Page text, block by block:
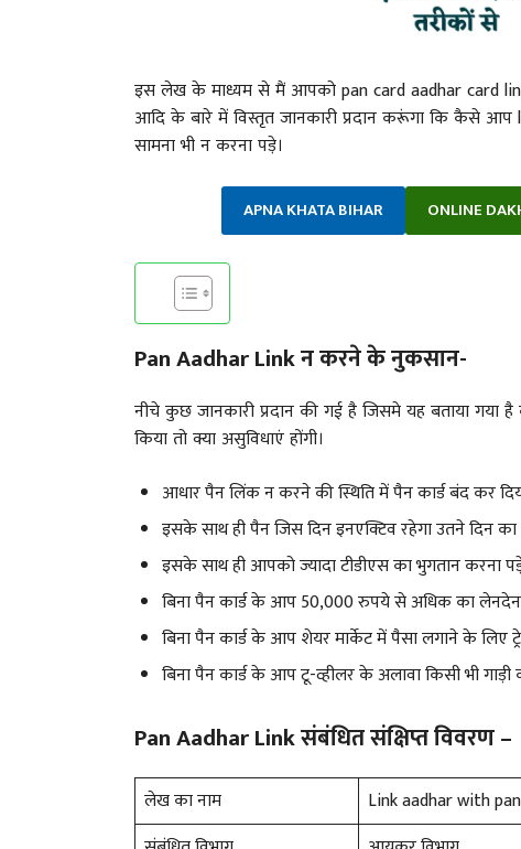
इस लेख के माध्यम से मैं आपको pan card aadhar card
आदि के बारे में विस्तृत जानकारी प्रदान करूंगा कि कैसे
सामना भी न करना पड़े।
APNA KHATA BIHAR ONLINE
Pan Aadhar Link न करने के नुकसान-
नीचे कुछ जानकारी प्रदान की गई है जिसमे यह बताया
किया तो क्या असुविधाएं होंगी।
आधार पैन लिंक न करने की स्थिति में पैन कार्ड बंद कर
इसके साथ ही पैन जिस दिन इनएक्टिव रहेगा उतने दिन
इसके साथ ही आपको ज्यादा टीडीएस का भुगतान करना
बिना पैन कार्ड के आप 50,000 रुपये से अधिक का लेनदेन
बिना पैन कार्ड के आप शेयर मार्केट में पैसा लगाने के लिए
बिना पैन कार्ड के आप टू-व्हीलर के अलावा किसी भी
Pan Aadhar Link संबंधित संक्षिप्त विवरण –
लेख का नाम
Link aadhar with pan